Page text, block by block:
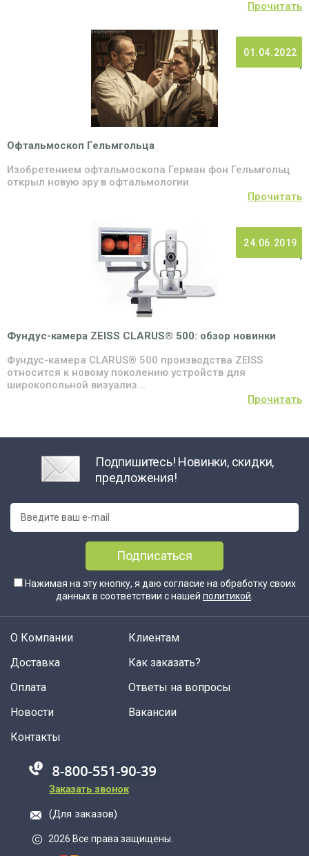
Прочитать
01.04.2022
Офтальмоскоп Гельмгольца
Изобретением офтальмоскопа Герман фон Гельмгольц
открыл новую эру в офтальмологии.
Прочитать
24.06.2019
Фундус-камера ZEISS CLARUS® 500: обзор новинки
Фундус-камера CLARUS® 500 производства ZEISS
относится к новому поколению устройств для
широкопольной визуализ...
Прочитать
Подпишитесь! Новинки, скидки,
предложения!
Подписаться
Нажимая на эту кнопку, я даю согласие на обработку своих
данных в соответствии с нашей политикой.
О Компании
Доставка
Оплата
Новости
Клиентам
Как заказать?
Ответы на вопросы
Вакансии
Контакты
88005555550
Заказать звонок
(Для заказов)
2026 Все права защищены.